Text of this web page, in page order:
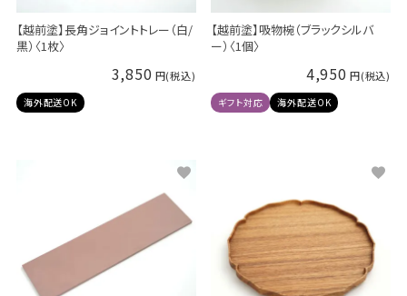
【越前塗】長角ジョイントトレー（白/
黒）〈1枚〉
3,850
海外配送OK
【越前塗】吸物椀（ブラックシルバ
ー）〈1個〉
4,950
ギフト対応 海外配送OK